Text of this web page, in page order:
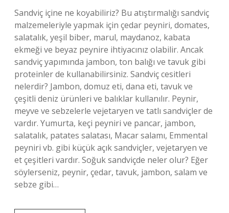
Sandviç içine ne koyabiliriz? Bu atıştırmalığı sandviç
malzemeleriyle yapmak için çedar peyniri, domates,
salatalık, yeşil biber, marul, maydanoz, kabata
ekmeği ve beyaz peynire ihtiyacınız olabilir. Ancak
sandviç yapımında jambon, ton balığı ve tavuk gibi
proteinler de kullanabilirsiniz. Sandviç cesitleri
nelerdir? Jambon, domuz eti, dana eti, tavuk ve
çeşitli deniz ürünleri ve balıklar kullanılır. Peynir,
meyve ve sebzelerle vejetaryen ve tatlı sandviçler de
vardır. Yumurta, keçi peyniri ve pancar, jambon,
salatalık, patates salatası, Macar salamı, Emmental
peyniri vb. gibi küçük açık sandviçler, vejetaryen ve
et çeşitleri vardır. Soğuk sandviçde neler olur? Eğer
söylerseniz, peynir, çedar, tavuk, jambon, salam ve
sebze gibi…